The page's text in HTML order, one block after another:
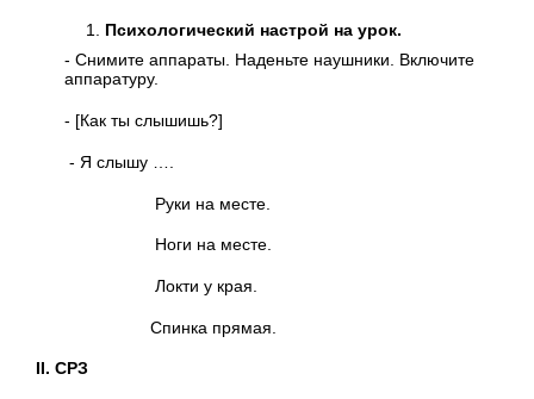
Психологический настрой на урок.
- Снимите аппараты. Наденьте наушники. Включите
аппаратуру.
- [Как ты слышишь?]
- Я слышу ….
Руки на месте.
Ноги на месте.
Локти у края.
Спинка прямая.
II. СРЗ